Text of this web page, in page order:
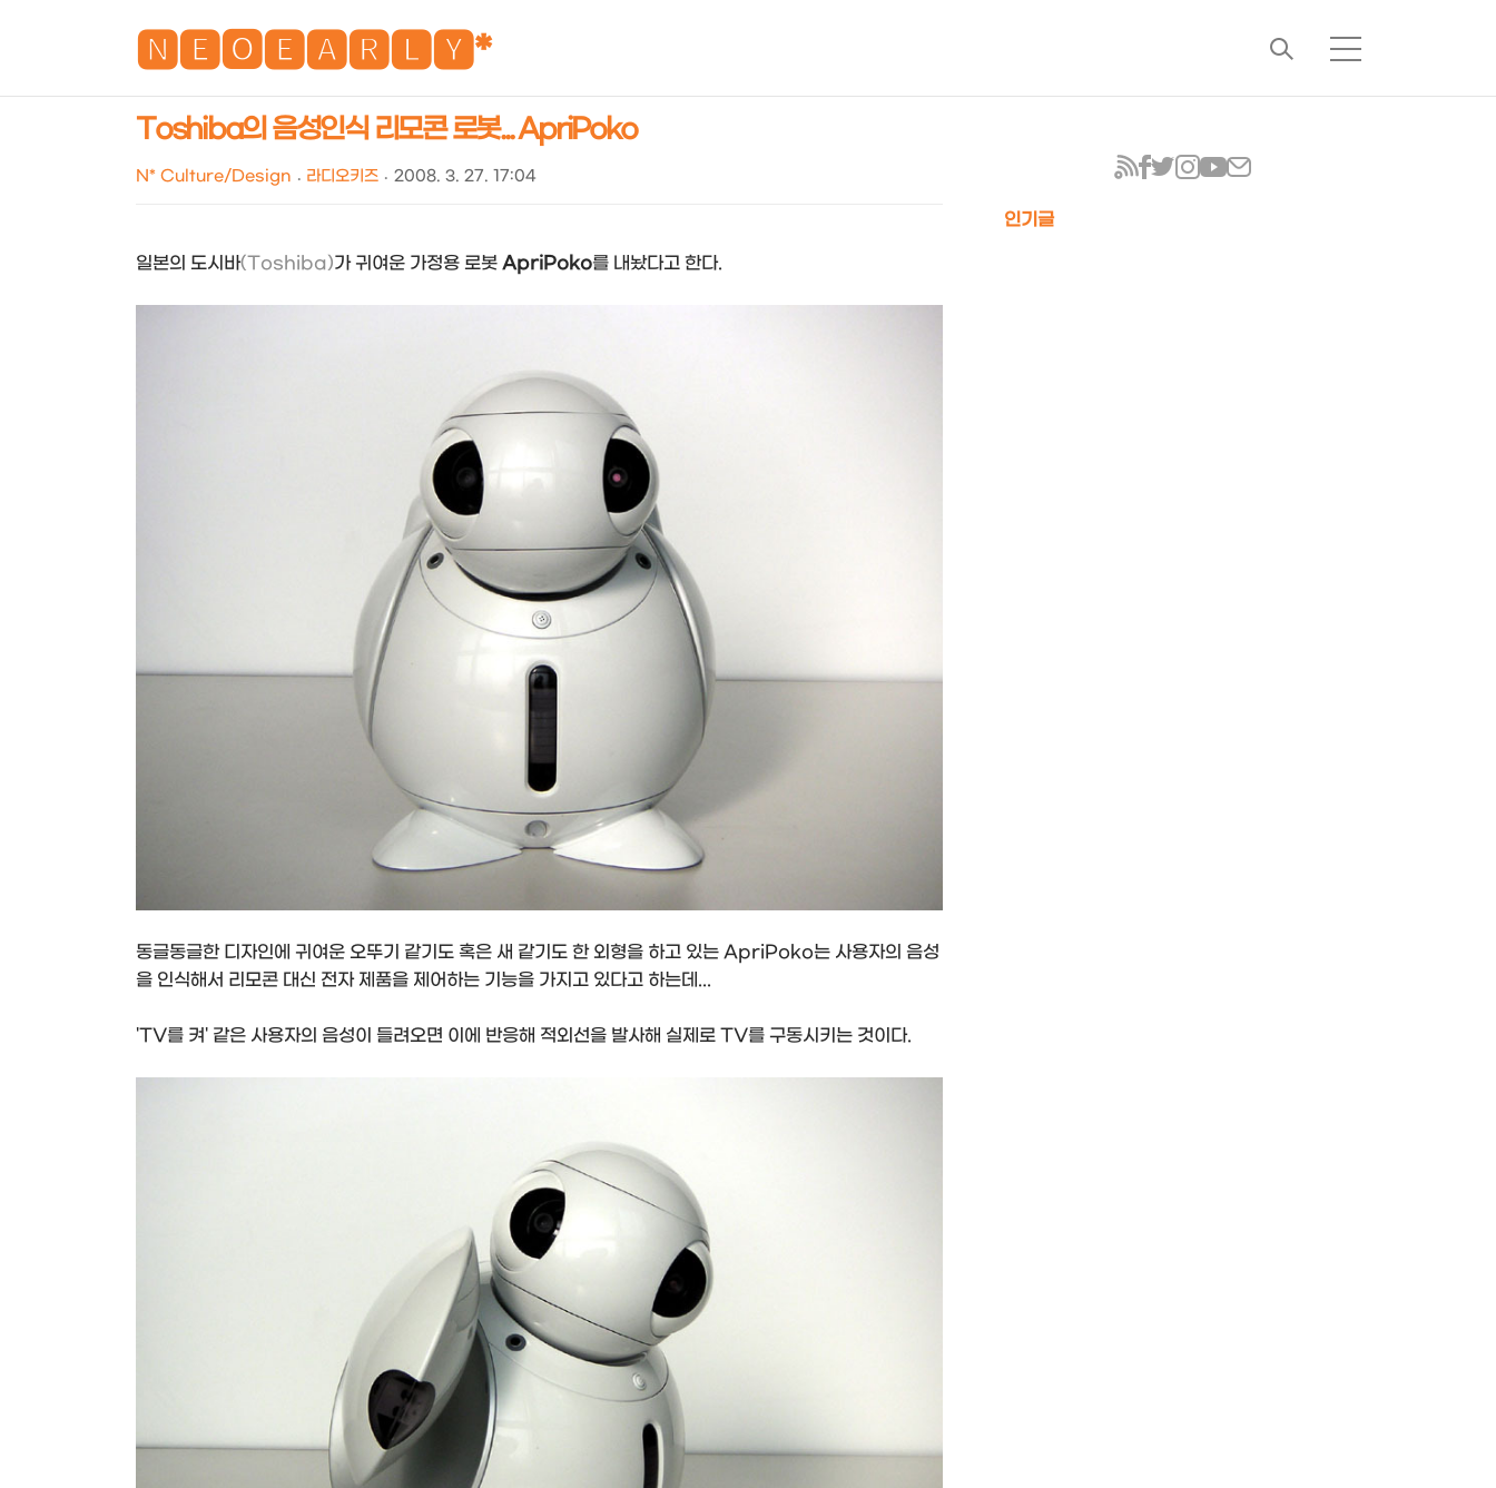
🅽🅴🅾🅴🅰🆁🅻🆈*NEOEARLY*
검
메
Toshiba의 음성인식 리모콘 로봇... ApriPoko
N* Culture/Design 라디오키즈 2008. 3. 27. 17:04
일본의 도시바(Toshiba)가 귀여운 가정용 로봇 ApriPoko를 내놨다고 한다.
동글동글한 디자인에 귀여운 오뚜기 같기도 혹은 새 같기도 한 외형을 하고 있는 ApriPoko는 사용자의 음성
을 인식해서 리모콘 대신 전자 제품을 제어하는 기능을 가지고 있다고 하는데...
'TV를 켜' 같은 사용자의 음성이 들려오면 이에 반응해 적외선을 발사해 실제로 TV를 구동시키는 것이다.
인기글